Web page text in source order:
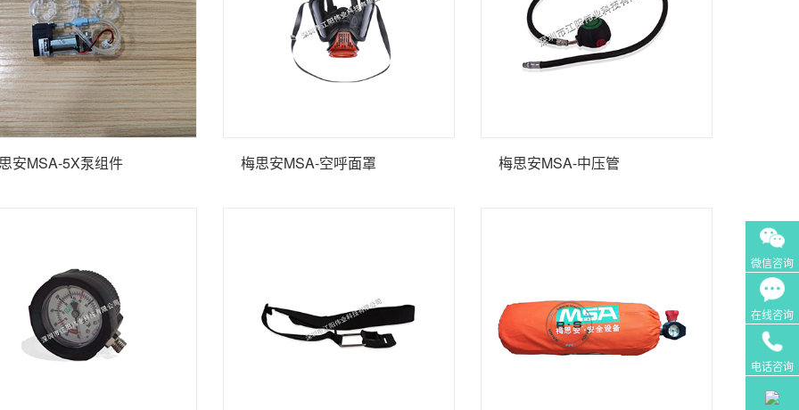
安MSA-5X泵组件 梅思安MSA-空呼面罩 梅思安MSA-中压管
微信咨询
在线咨询
电话咨询